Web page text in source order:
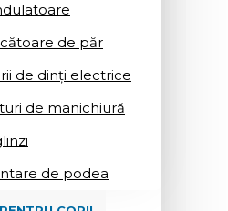
de păr
de dinți electrice
de manichiură
de podea